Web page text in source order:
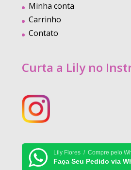
Minha conta
Carrinho
Contato
Curta a Lily no
Lily Flores / Compre pelo
Faça Seu Pedido via